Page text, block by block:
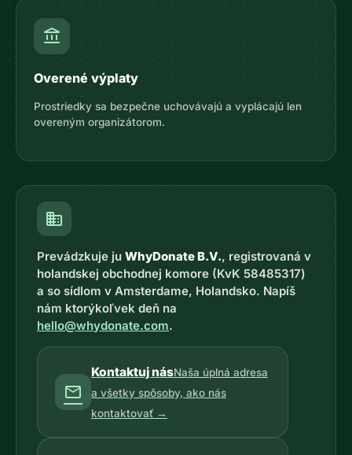
account_balance
Overené výplaty
Prostriedky sa bezpečne uchovávajú a vyplácajú len
overeným organizátorom.
domain
Prevádzkuje ju WhyDonate B.V., registrovaná v
holandskej obchodnej komore (KvK 58485317)
a so sídlom v Amsterdame, Holandsko. Napíš
nám ktorýkoľvek deň na
hello@whydonate.com.
mail
Kontaktuj násNaša úplná adresa
a všetky spôsoby, ako nás
kontaktovať →